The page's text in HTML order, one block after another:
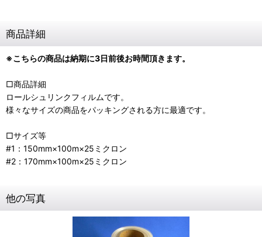
商品詳細
※こちらの商品は納期に3日前後お時間頂きます。
□商品詳細
ロールシュリンクフィルムです。
様々なサイズの商品をパッキングされる方に最適です。
□サイズ等
#1：150mm×100m×25ミクロン
#2：170mm×100m×25ミクロン
他の写真